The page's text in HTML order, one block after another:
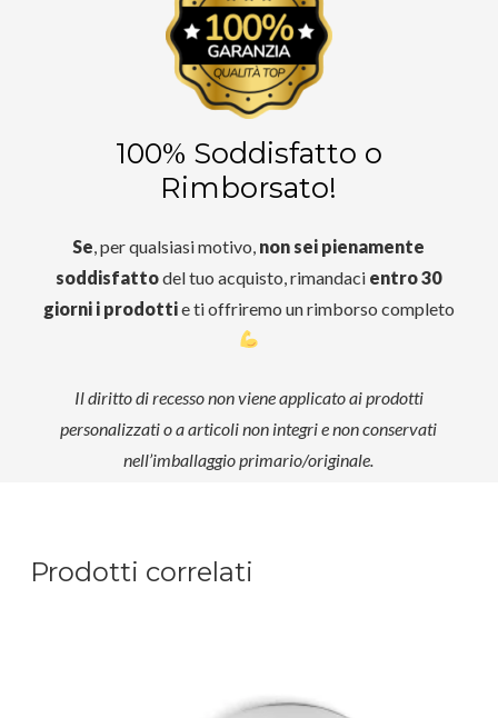
100% Soddisfatto o
Rimborsato!
Se , per qualsiasi motivo, non sei pienamente
soddisfattodel tuo acquisto, rimandaci entro 30
giorni i prodottie ti offriremo un rimborso completo
Il diritto di recesso non viene applicato ai prodotti
personalizzati o a articoli non integri e non conservati
nell’imballaggio primario/originale.
Prodotti correlati